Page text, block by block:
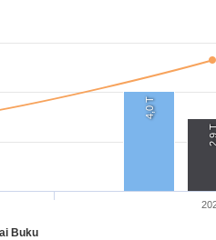
4,0 T
Buku